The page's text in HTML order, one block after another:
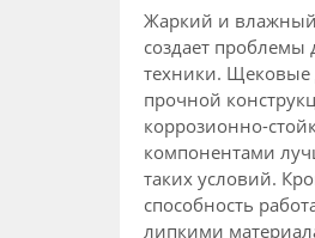
Жаркий и
создает проблемы
техники. Щековые
прочной
коррозионно-
компонентами
таких условий.
способность
липкими